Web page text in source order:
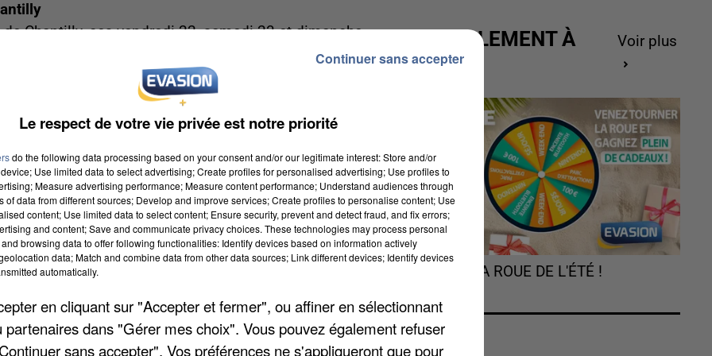
Chantilly, ces vendredi 22, samedi 23 et dimanche
». Plus de 200 exposants, dont une centaine
plantes rares, créations horticoles et objets pour
ou inauguration du Jardin de la Pivoine.
de l’évènement.
!
portes au public ce samedi 23 mai, à l’occasion de
d’état-major, le musée, entièrement repensé,
interactif et familial. À ne pas manquer : le
d’environ 12 000 figurines. Entrée libre et
à Villers-Saint-Paul
à sa grande
brocante de printemps
ce samedi 23
ACTUELLEMENT À
GAGNER
Voir plus
TOURNEZ LA ROUE DE L'ÉTÉ !
Le respect de votre vie privée est notre priorité
do the following data processing based on your consent and/or our legitimate interest: Store and/or
Use limited data to select advertising; Create profiles for personalised advertising; Use profiles to
Measure advertising performance; Measure content performance; Understand audiences through
of data from different sources; Develop and improve services; Create profiles to personalise content; Use
content; Use limited data to select content; Ensure security, prevent and detect fraud, and fix errors;
and content; Save and communicate privacy choices. These technologies may process personal
browsing data to offer following functionalities: Identify devices based on information actively
data; Match and combine data from other data sources; Link different devices; Identify devices
automatically.
en cliquant sur "Accepter et fermer", ou affiner en sélectionnant
partenaires dans "Gérer mes choix". Vous pouvez également refuser
sans accepter". Vos préférences ne s'appliqueront que pour
Continuer sans accepter